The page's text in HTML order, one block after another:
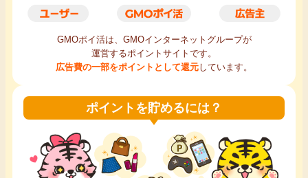
GMOポイ活の使い方
ヘルプセンター
GMOポイ活は、GMOインターネットグループが
運営するポイントサイトです。
広告費の一部をポイントとして還元しています。
ポイントを貯めるには？